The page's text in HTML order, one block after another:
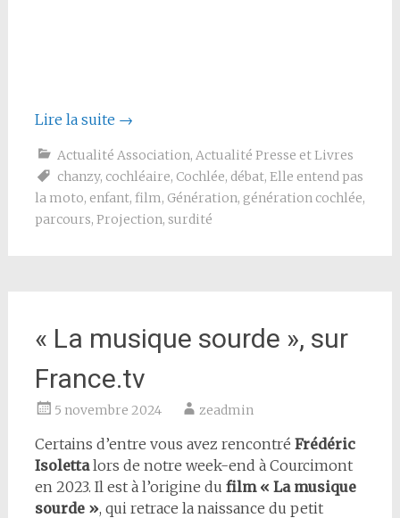
Lire la suite →
Actualité Association, Actualité Presse et Livres
chanzy, cochléaire, Cochlée, débat, Elle entend pas
la moto, enfant, film, Génération, génération cochlée,
parcours, Projection, surdité
« La musique sourde », sur
France.tv
5 novembre 2024 zeadmin
Certains d’entre vous avez rencontré Frédéric
Isolettalors de notre week-end à Courcimont
en 2023. Il est à l’origine du film « La musique
sourde », qui retrace la naissance du petit